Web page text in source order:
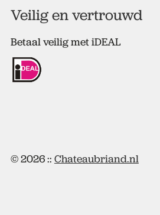
Veilig en vertrouwd
Betaal veilig met iDEAL
© 2026 :: Chateaubriand.nl